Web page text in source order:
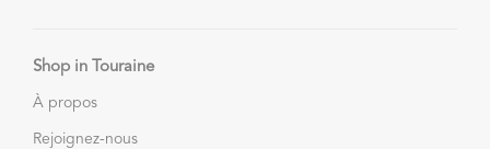
Shop in Touraine
À propos
Rejoignez-nous